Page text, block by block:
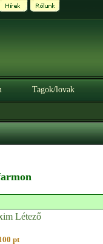
Tagok/lovak
Létező
pt